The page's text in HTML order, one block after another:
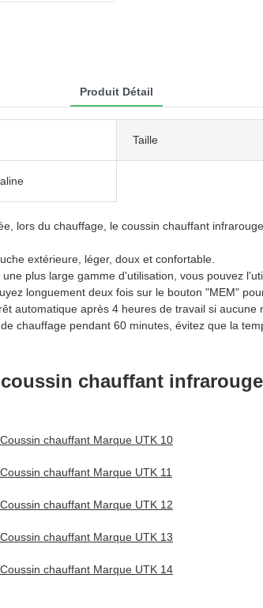
Produit Détail
Taille
lors du chauffage, le coussin chauffant
extérieure, léger, doux et confortable.
plus large gamme d'utilisation, vous pouvez
longuement deux fois sur le bouton "MEM"
automatique après 4 heures de travail si aucune
chauffage pendant 60 minutes, évitez que la
chauffant